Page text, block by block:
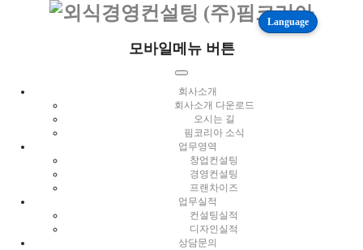
Language
모바일메뉴 버튼
회사소개
회사소개 다운로드
오시는 길
핌코리아 소식
업무영역
창업컨설팅
경영컨설팅
프랜차이즈
업무실적
컨설팅실적
디자인실적
상담문의